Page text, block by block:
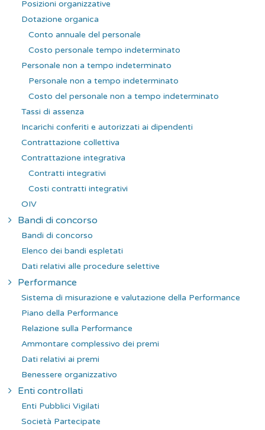
Posizioni organizzative
Dotazione organica
Conto annuale del personale
Costo personale tempo indeterminato
Personale non a tempo indeterminato
Personale non a tempo indeterminato
Costo del personale non a tempo indeterminato
Tassi di assenza
Incarichi conferiti e autorizzati ai dipendenti
Contrattazione collettiva
Contrattazione integrativa
Contratti integrativi
Costi contratti integrativi
OIV
Bandi di concorso
Bandi di concorso
Elenco dei bandi espletati
Dati relativi alle procedure selettive
Performance
Sistema di misurazione e valutazione della Performance
Piano della Performance
Relazione sulla Performance
Ammontare complessivo dei premi
Dati relativi ai premi
Benessere organizzativo
Enti controllati
Enti Pubblici Vigilati
Società Partecipate